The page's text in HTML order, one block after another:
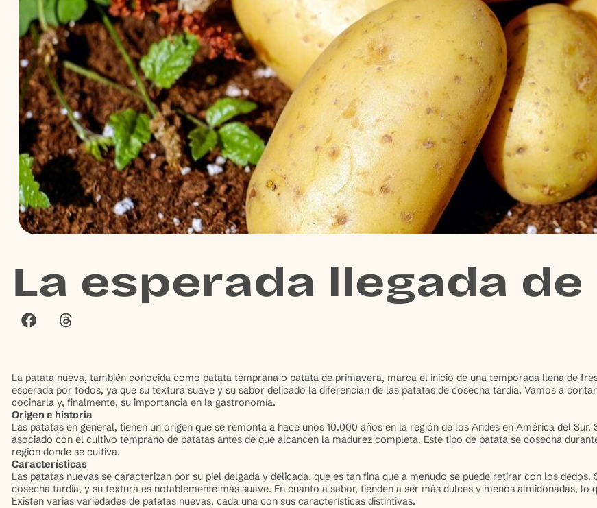
La esperada llegada
La patata nueva, también conocida como patata temprana o patata de primavera, marca el inicio de una temporada llena de
esperada por todos, ya que su textura suave y su sabor delicado la diferencian de las patatas de cosecha tardía. Vamos a
cocinarla y, finalmente, su importancia en la gastronomía.
Origen e historia
Las patatas en general, tienen un origen que se remonta a hace unos 10.000 años en la región de los Andes en América del
asociado con el cultivo temprano de patatas antes de que alcancen la madurez completa. Este tipo de patata se cosecha
región donde se cultiva.
Características
Las patatas nuevas se caracterizan por su piel delgada y delicada, que es tan fina que a menudo se puede retirar con los
cosecha tardía, y su textura es notablemente más suave. En cuanto a sabor, tienden a ser más dulces y menos almidonadas, lo
Existen varias variedades de patatas nuevas, cada una con sus características distintivas.